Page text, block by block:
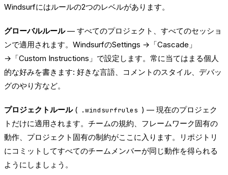
Windsurfにはルールの2つのレベルがあります。
グローバルルール— すべてのプロジェクト、すべてのセッショ
ンで適用されます。WindsurfのSettings →「Cascade」
→「Custom Instructions」で設定します。常に当てはまる個人
的な好みを書きます: 好きな言語、コメントのスタイル、デバッ
グのやり方など。
プロジェクトルール( .windsurfrules ) — 現在のプロジェク
トだけに適用されます。チームの規約、フレームワーク固有の
動作、プロジェクト固有の制約がここに入ります。リポジトリ
にコミットしてすべてのチームメンバーが同じ動作を得られる
ようにしましょう。